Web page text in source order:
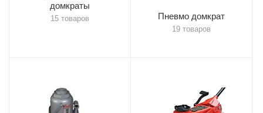
домкраты
15 товаров Пневмо домкрат
19 товаров